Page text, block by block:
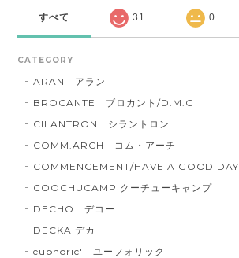
すべて 31 0
CATEGORY
ARAN アラン
BROCANTE ブロカント/D.M.G
CILANTRON シラントロン
COMM.ARCH コム・アーチ
COMMENCEMENT/HAVE A GOOD DAY
COOCHUCAMP クーチューキャンプ
DECHO デコー
DECKA デカ
euphoric' ユーフォリック